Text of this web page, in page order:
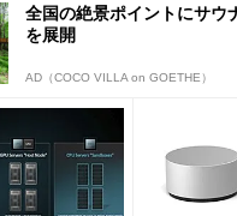
全国の絶景ポイントにサウ
を展開
AD（COCO VILLA on GOETHE）